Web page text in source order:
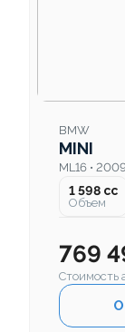
BMW
MINI
ML16 • 2009
1 598 cc
Объем
769
Стоимость